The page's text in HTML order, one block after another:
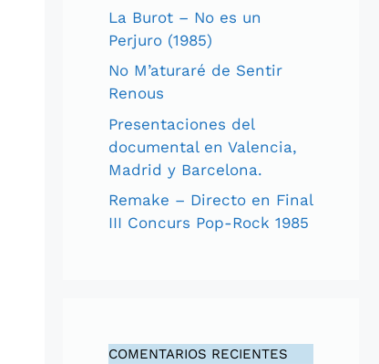
La Burot – No es un
Perjuro (1985)
No M’aturaré de Sentir
Renous
Presentaciones del
documental en Valencia,
Madrid y Barcelona.
Remake – Directo en Final
III Concurs Pop-Rock 1985
COMENTARIOS RECIENTES